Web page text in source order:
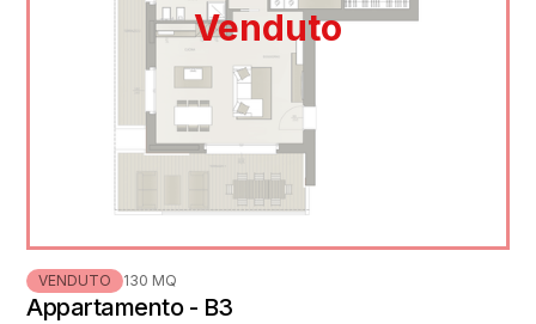
Venduto
VENDUTO 130 MQ
Appartamento - B3